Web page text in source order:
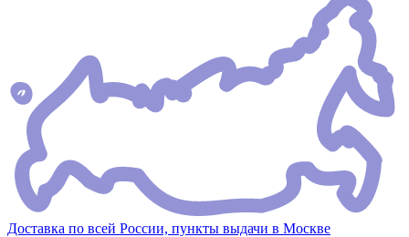
Доставка по всей России, пункты выдачи в Москве